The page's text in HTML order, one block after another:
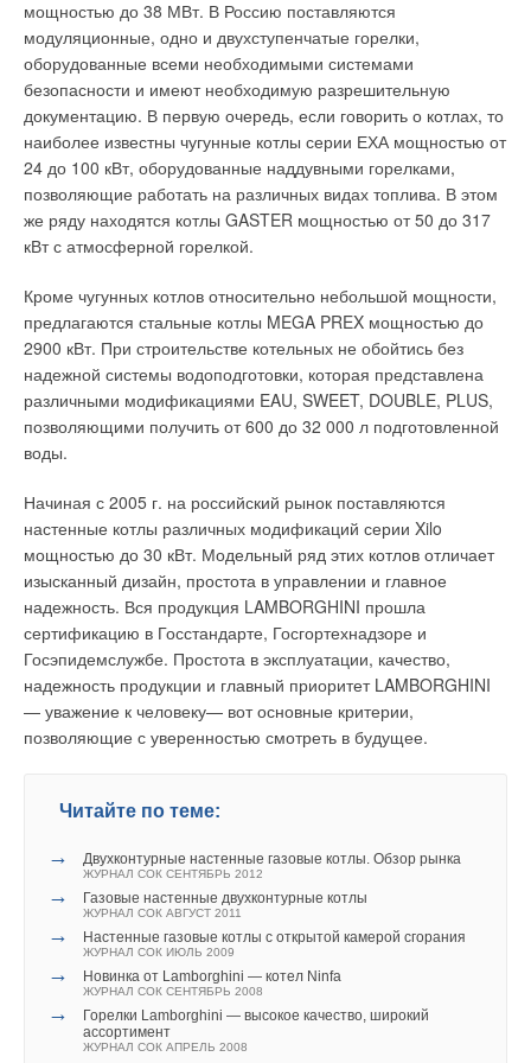
мощностью до 38 МВт. В Россию поставляются
модуляционные, одно и двухступенчатые горелки,
оборудованные всеми необходимыми системами
безопасности и имеют необходимую разрешительную
документацию. В первую очередь, если говорить о котлах, то
наиболее известны чугунные котлы серии ЕХА мощностью от
24 до 100 кВт, оборудованные наддувными горелками,
позволяющие работать на различных видах топлива. В этом
же ряду находятся котлы GASTER мощностью от 50 до 317
кВт с атмосферной горелкой.
Кроме чугунных котлов относительно небольшой мощности,
предлагаются стальные котлы MEGA PREX мощностью до
2900 кВт. При строительстве котельных не обойтись без
надежной системы водоподготовки, которая представлена
различными модификациями EAU, SWEET, DOUBLE, PLUS,
позволяющими получить от 600 до 32 000 л подготовленной
воды.
Начиная с 2005 г. на российский рынок поставляются
настенные котлы различных модификаций серии Xilo
мощностью до 30 кВт. Модельный ряд этих котлов отличает
изысканный дизайн, простота в управлении и главное
надежность. Вся продукция LAMBORGHINI прошла
сертификацию в Госстандарте, Госгортехнадзоре и
Госэпидемслужбе. Простота в эксплуатации, качество,
надежность продукции и главный приоритет LAMBORGHINI
— уважение к человеку— вот основные критерии,
позволяющие с уверенностью смотреть в будущее.
Читайте по теме:
→ Двухконтурные настенные газовые котлы. Обзор рынка
ЖУРНАЛ СОК СЕНТЯБРЬ 2012
→ Газовые настенные двухконтурные котлы
ЖУРНАЛ СОК АВГУСТ 2011
→ Настенные газовые котлы c открытой камерой сгорания
ЖУРНАЛ СОК ИЮЛЬ 2009
→ Новинка от Lamborghini — котел Ninfa
ЖУРНАЛ СОК СЕНТЯБРЬ 2008
→
Горелки Lamborghini — высокое качество, широкий
ассортимент
ЖУРНАЛ СОК АПРЕЛЬ 2008
Сечение твердой фазы (относительная доля твердой фазы в
общем объеме системы) вычисляли по формуле: S = (1 –
νCa)CCa/CCa,S, где CCa,S = 29000 моль/м — молярная
концентрация кальция в твердой фазе, определенная по
результатам рентгеноструктурного анализа. Полученная в
результате серии экспериментов зависимость S = f
(Nm)графически представлена на рис. 1 (синие точки).
Таким образом, немонотонный характер исследуемой
требует соответствующего теоретического объяснения.
Структуру образующихся твердых фаз исследовали
методами электронной микроскопии и
рентгендифрактометрии. Электронно-микроскопическое
исследование осуществляли при помощи растрового
электронного микроскопа РЭМ-100У в интервале увеличений
от x1000 до x20000. На рис. 2 приводятся микрофотографии
электронные микрофотографии структуры твердой фазы,
находящейся в равновесии с раствором, содержащим
ионыингибитора и ионы кальция в мольном соотношении NM
= 0,01.
Можно видеть, что в этом случае твердая фаза представлена
исключительно кристаллическими зернами столбчатого
габитуса, которые образуют сростки и друзы. Несмотря на
то, что эти зерна не всегда хорошо огранены, их
кристаллическое строение не вызывает сомнения.
2, в, г.
Характерно наличие хорошо ограненных кристаллов
таблитчатого и досковидного габитуса, наряду с
включениями фазы, резко отличающейся по структуре и
представленной агломератами зерен округлой формы.
Сфероидальный габитус этих зерен позволяет предположить
изотропию их свойств, а следовательно, аморфное
строение. Аналогичную структуру имеет твердая фаза,
находящаяся в равновесии с раствором при N
осуществить использование аэротенков с технологическими
паузами, так называемых SBR-реакторов. Именно такие
реакторы и применяются в системах «ЮБАС». Их
достоинства позволили значительно расширить список
биохимических реакций, протекающих в одном и том же
объеме аэротенка. К тому же увеличение эффективности
очистки при применении SBR-реакторов гарантирует
значительное сокращение объемов и размеров очистных
сооружений.
Эта технология в том или ином виде уже более 15 лет
применяется в аэротенках многих зарубежных стран под
названием SBR-технологии. В начале 2006 г. компанией
запатентована новая технология «ЮБАС-БИОН» на основе
SBR-аэротенков, ее основным продуктом и является
саморегулирующая гидродинамическая система (СГД-
система). В отличие от ранее выпускавшихся фирмой
установок, новое оборудование оснащено дополнительной
упрощена система автоматики.
Дополнительный активационный резервуар позволяет
предварительно отсечь все проблемные нечистоты, а также
значительно увеличить окислительную способность
биомассы по отношению к трудноокисляемым органическим
соединениям бытовой химии. Новая система автоматики
изменила принципы переключения фаз. Технология теперь
не требует применения каких-либо рабочих датчиков уровня,
фазы переключаются только по временному принципу.
конструкцией насосов эрлифтов без вмешательства внешней
аварийного датчика уровня (для выполнения функций
активного контроля больших единовременных сбросов).
Очистные сооружения, использующие эту технологию,
показали очень высокую надежность в сочетании с
повышением характеристик очистки по соединениям азота.
Впервые была получена реальная возможность
регулирования длительности и соотношения фаз работы